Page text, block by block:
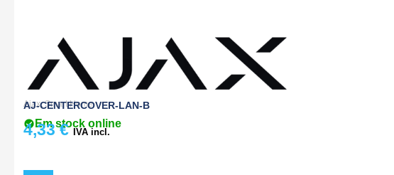
Ajax,Smart Home
AJ-CENTERCOVER-LAN-B
Em stock online
4,33€ IVA incl.